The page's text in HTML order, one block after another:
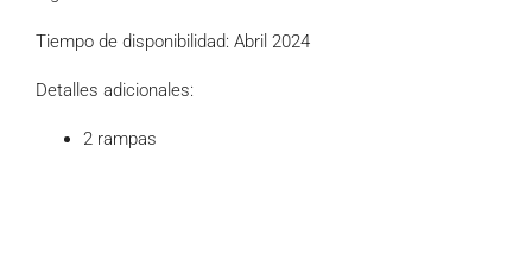
Tiempo de disponibilidad: Abril 2024
Detalles adicionales:
2 rampas